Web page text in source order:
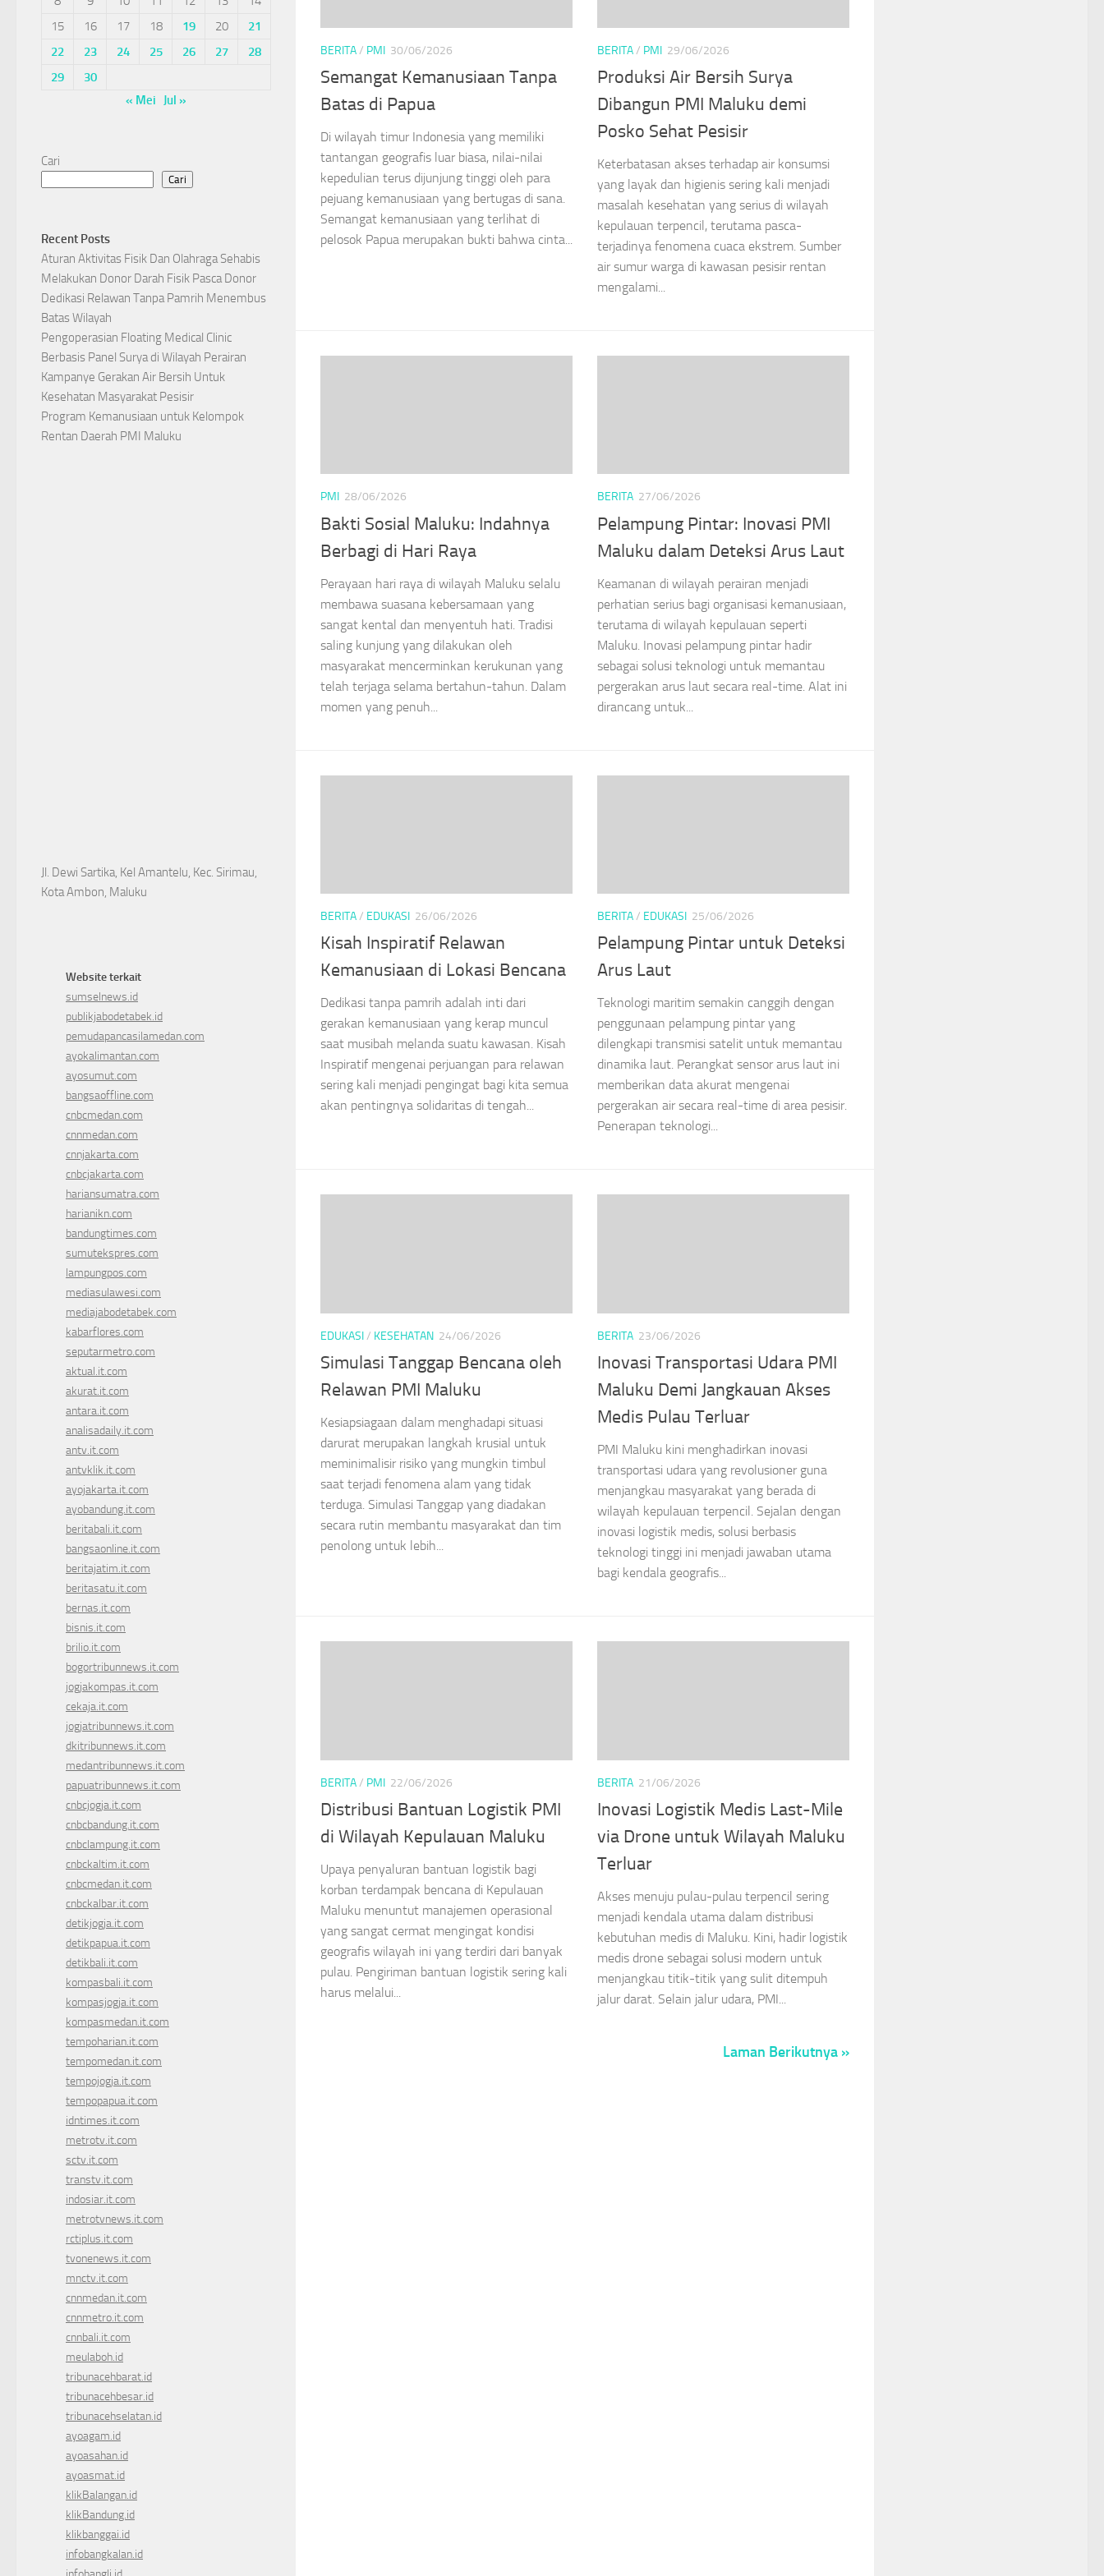
BERITA/ PMI 30/06/2026
Semangat Kemanusiaan Tanpa
Batas di Papua
Di wilayah timur Indonesia yang memiliki
tantangan geografis luar biasa, nilai-nilai
kepedulian terus dijunjung tinggi oleh para
pejuang kemanusiaan yang bertugas di sana.
Semangat kemanusiaan yang terlihat di
pelosok Papua merupakan bukti bahwa cinta...
BERITA/ PMI 29/06/2026
Produksi Air Bersih Surya
Dibangun PMI Maluku demi
Posko Sehat Pesisir
Keterbatasan akses terhadap air konsumsi
yang layak dan higienis sering kali menjadi
masalah kesehatan yang serius di wilayah
kepulauan terpencil, terutama pasca-
terjadinya fenomena cuaca ekstrem. Sumber
air sumur warga di kawasan pesisir rentan
mengalami...
PMI 28/06/2026
Bakti Sosial Maluku: Indahnya
Berbagi di Hari Raya
Perayaan hari raya di wilayah Maluku selalu
membawa suasana kebersamaan yang
sangat kental dan menyentuh hati. Tradisi
saling kunjung yang dilakukan oleh
masyarakat mencerminkan kerukunan yang
telah terjaga selama bertahun-tahun. Dalam
momen yang penuh...
BERITA 27/06/2026
Pelampung Pintar: Inovasi PMI
Maluku dalam Deteksi Arus Laut
Keamanan di wilayah perairan menjadi
perhatian serius bagi organisasi kemanusiaan,
terutama di wilayah kepulauan seperti
Maluku. Inovasi pelampung pintar hadir
sebagai solusi teknologi untuk memantau
pergerakan arus laut secara real-time. Alat ini
dirancang untuk...
BERITA/ EDUKASI 26/06/2026
Kisah Inspiratif Relawan
Kemanusiaan di Lokasi Bencana
Dedikasi tanpa pamrih adalah inti dari
gerakan kemanusiaan yang kerap muncul
saat musibah melanda suatu kawasan. Kisah
Inspiratif mengenai perjuangan para relawan
sering kali menjadi pengingat bagi kita semua
akan pentingnya solidaritas di tengah...
BERITA/ EDUKASI 25/06/2026
Pelampung Pintar untuk Deteksi
Arus Laut
Teknologi maritim semakin canggih dengan
penggunaan pelampung pintar yang
dilengkapi transmisi satelit untuk memantau
dinamika laut. Perangkat sensor arus laut ini
memberikan data akurat mengenai
pergerakan air secara real-time di area pesisir.
Penerapan teknologi...
EDUKASI/ KESEHATAN 24/06/2026
Simulasi Tanggap Bencana oleh
Relawan PMI Maluku
Kesiapsiagaan dalam menghadapi situasi
darurat merupakan langkah krusial untuk
meminimalisir risiko yang mungkin timbul
saat terjadi fenomena alam yang tidak
terduga. Simulasi Tanggap yang diadakan
secara rutin membantu masyarakat dan tim
penolong untuk lebih...
BERITA 23/06/2026
Inovasi Transportasi Udara PMI
Maluku Demi Jangkauan Akses
Medis Pulau Terluar
PMI Maluku kini menghadirkan inovasi
transportasi udara yang revolusioner guna
menjangkau masyarakat yang berada di
wilayah kepulauan terpencil. Sejalan dengan
inovasi logistik medis, solusi berbasis
teknologi tinggi ini menjadi jawaban utama
bagi kendala geografis...
BERITA/ PMI 22/06/2026
Distribusi Bantuan Logistik PMI
di Wilayah Kepulauan Maluku
Upaya penyaluran bantuan logistik bagi
korban terdampak bencana di Kepulauan
Maluku menuntut manajemen operasional
yang sangat cermat mengingat kondisi
geografis wilayah ini yang terdiri dari banyak
pulau. Pengiriman bantuan logistik sering kali
harus melalui...
BERITA 21/06/2026
Inovasi Logistik Medis Last-Mile
via Drone untuk Wilayah Maluku
Terluar
Akses menuju pulau-pulau terpencil sering
menjadi kendala utama dalam distribusi
kebutuhan medis di Maluku. Kini, hadir logistik
medis drone sebagai solusi modern untuk
menjangkau titik-titik yang sulit ditempuh
jalur darat. Selain jalur udara, PMI...
Laman Berikutnya »
15
16 17 18 19 20
21
22
23 24 25 26 27
28
29
30
« Mei
Jul »
Cari
Cari
Recent Posts
Aturan Aktivitas Fisik Dan Olahraga Sehabis
Melakukan Donor Darah Fisik Pasca Donor
Dedikasi Relawan Tanpa Pamrih Menembus
Batas Wilayah
Pengoperasian Floating Medical Clinic
Berbasis Panel Surya di Wilayah Perairan
Kampanye Gerakan Air Bersih Untuk
Kesehatan Masyarakat Pesisir
Program Kemanusiaan untuk Kelompok
Rentan Daerah PMI Maluku
Jl. Dewi Sartika, Kel Amantelu, Kec. Sirimau,
Kota Ambon, Maluku
Website terkait
sumselnews.id
publikjabodetabek.id
pemudapancasilamedan.com
ayokalimantan.com
ayosumut.com
bangsaoffline.com
cnbcmedan.com
cnnmedan.com
cnnjakarta.com
cnbcjakarta.com
hariansumatra.com
harianikn.com
bandungtimes.com
sumutekspres.com
lampungpos.com
mediasulawesi.com
mediajabodetabek.com
kabarflores.com
seputarmetro.com
aktual.it.com
akurat.it.com
antara.it.com
analisadaily.it.com
antv.it.com
antvklik.it.com
ayojakarta.it.com
ayobandung.it.com
beritabali.it.com
bangsaonline.it.com
beritajatim.it.com
beritasatu.it.com
bernas.it.com
bisnis.it.com
brilio.it.com
bogortribunnews.it.com
jogjakompas.it.com
cekaja.it.com
jogjatribunnews.it.com
dkitribunnews.it.com
medantribunnews.it.com
papuatribunnews.it.com
cnbcjogja.it.com
cnbcbandung.it.com
cnbclampung.it.com
cnbckaltim.it.com
cnbcmedan.it.com
cnbckalbar.it.com
detikjogja.it.com
detikpapua.it.com
detikbali.it.com
kompasbali.it.com
kompasjogja.it.com
kompasmedan.it.com
tempoharian.it.com
tempomedan.it.com
tempojogja.it.com
tempopapua.it.com
idntimes.it.com
metrotv.it.com
sctv.it.com
transtv.it.com
indosiar.it.com
metrotvnews.it.com
rctiplus.it.com
tvonenews.it.com
mnctv.it.com
cnnmedan.it.com
cnnmetro.it.com
cnnbali.it.com
meulaboh.id
tribunacehbarat.id
tribunacehbesar.id
tribunacehselatan.id
ayoagam.id
ayoasahan.id
ayoasmat.id
klikBalangan.id
klikBandung.id
klikbanggai.id
infobangkalan.id